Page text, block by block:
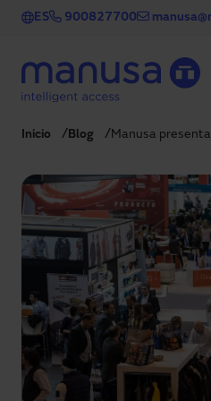
Pasar al contenido principal
ES 900827700
Inicio Blog Manusa